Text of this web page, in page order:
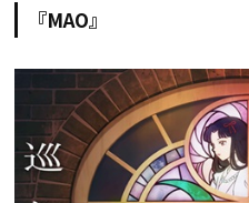
『MAO』